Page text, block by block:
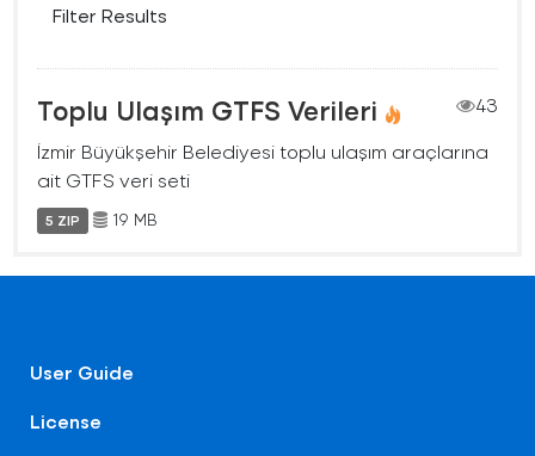
Filter Results
Toplu Ulaşım GTFS Verileri
43
İzmir Büyükşehir Belediyesi toplu ulaşım araçlarına
ait GTFS veri seti
5 ZIP 19 MB
User Guide
License